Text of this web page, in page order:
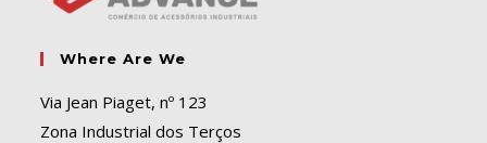
Where Are We
Via Jean Piaget, nº 123
Zona Industrial dos Terços